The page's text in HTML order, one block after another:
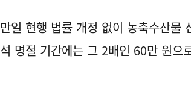
만일 현행 법률 개정 없이 농축수산물
석 명절 기간에는 그 2배인 60만 원으